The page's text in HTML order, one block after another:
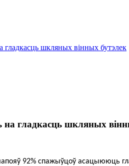
шкляных вінных бутэлек
гладкасць шкляных
92% спажыўцоў асацыююць